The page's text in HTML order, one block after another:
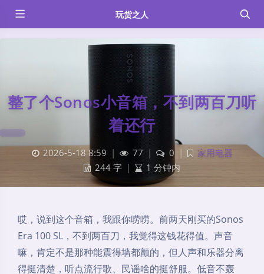
玩货之人
整了个Sonos小音箱，不到两百刀听
着还行
2026-5-18 8:59 | 77 | 0 |
家用电器
244 字 | 1 分钟内
哎，说到这个音箱，我跟你唠唠。前两天刚买的Sonos
Era 100 SL，不到两百刀，我觉得这钱花得值。声音
嘛，肯定不是那种能震得墙都颤的，但人声和乐器分离
得挺清楚，听点流行歌、民谣啥的挺舒服。低音不轰